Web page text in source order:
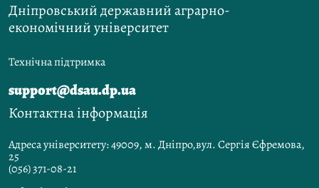
Дніпровський державний аграрно-
економічний університет
Технічна підтримка
support@dsau.dp.ua
Контактна інформація
Адреса університету: 49009, м. Дніпро,вул. Сергія Єфремова,
25
(056) 371-08-21